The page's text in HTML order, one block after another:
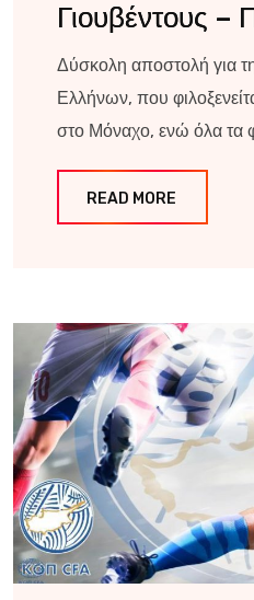
Γιουβέντους
Δύσκολη αποστολή για
Ελλήνων, που
στο Μόναχο, ενώ όλα τα
READ MORE